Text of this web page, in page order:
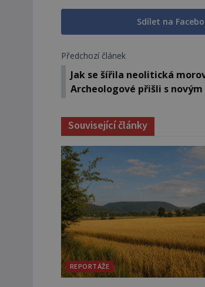
Sdílet na
Předchozí článek
Jak se šířila neolitická
Archeologové přišli s
Související články
REPORTÁŽE